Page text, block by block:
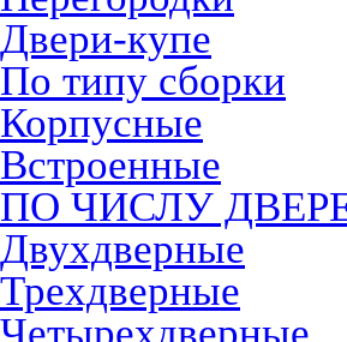
Двери-купе
По типу сборки
Корпусные
Встроенные
ПО ЧИСЛУ
Двухдверные
Трехдверные